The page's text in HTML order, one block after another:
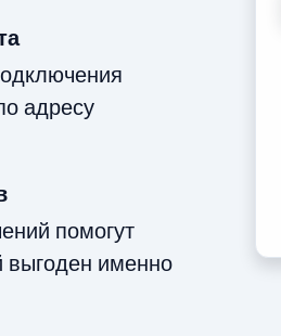
адресу
помогут
выгоден именно